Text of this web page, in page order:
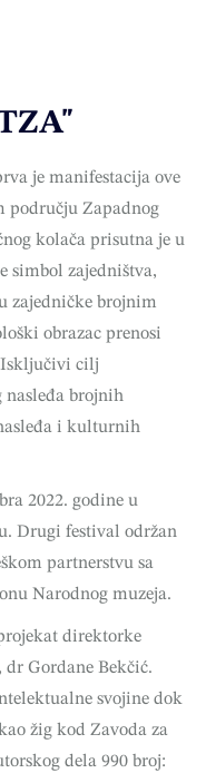
je manifestacija ove
području Zapadnog
kolača prisutna je u
simbol zajedništva,
zajedničke brojnim
obrazac prenosi
Isključivi cilj
nasleđa brojnih
i kulturnih
2022. godine u
Drugi festival održan
partnerstvu sa
Narodnog muzeja.
direktorke
Gordane Bekčić.
svojine dok
žig kod Zavoda za
dela 990 broj: